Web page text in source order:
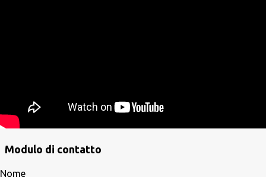
Modulo di contatto
Nome